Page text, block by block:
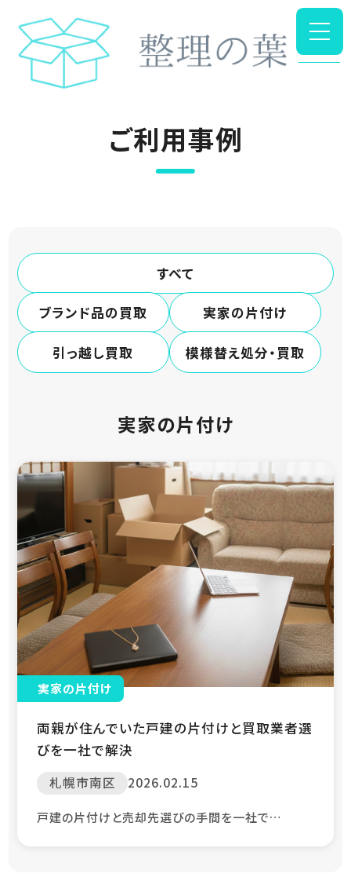
ホーム ご利用事例
ご利用事例
すべて
ブランド品の買取 実家の片付け
引っ越し買取 模様替え処分・買取
実家の片付け
実家の片付け
両親が住んでいた戸建の片付けと買取業者選
びを一社で解決
札幌市南区 2026.02.15
戸建の片付けと売却先選びの手間を一社で…